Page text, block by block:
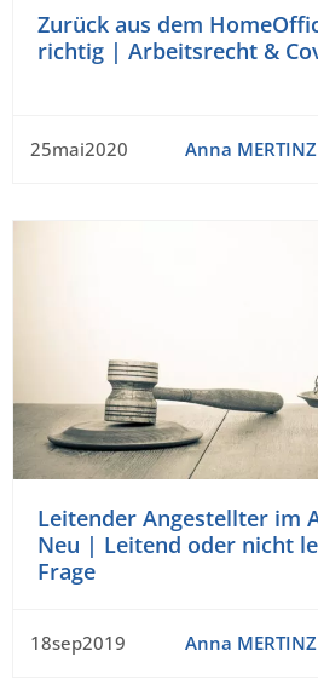
Zurück aus dem
richtig | Arbeitsrecht &
25mai2020 Anna MERTINZ
Leitender Angestellter im
Neu | Leitend oder nicht
Frage
18sep2019 Anna MERTINZ